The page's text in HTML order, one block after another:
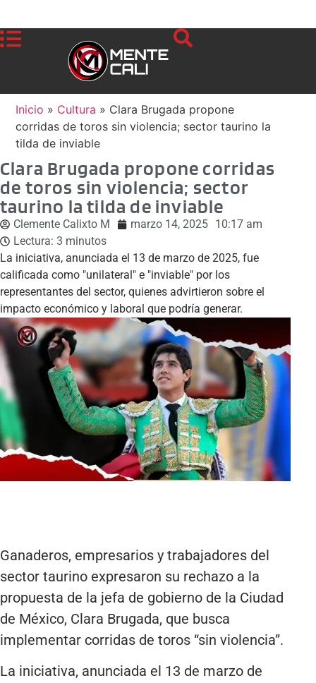
Inicio » Cultura » Clara Brugada propone
corridas de toros sin violencia; sector taurino la
tilda de inviable
Clara Brugada propone corridas
de toros sin violencia; sector
taurino la tilda de inviable
Clemente Calixto M marzo 14, 2025 10:17 am
Lectura: 3 minutos
La iniciativa, anunciada el 13 de marzo de 2025, fue
calificada como "unilateral" e "inviable" por los
representantes del sector, quienes advirtieron sobre el
impacto económico y laboral que podría generar.
Ganaderos, empresarios y trabajadores del
sector taurino expresaron su rechazo a la
propuesta de la jefa de gobierno de la Ciudad
de México, Clara Brugada, que busca
implementar corridas de toros “sin violencia”.
La iniciativa, anunciada el 13 de marzo de